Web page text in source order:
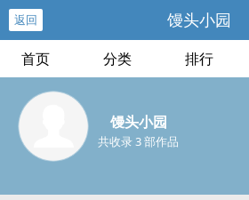
返回 馒头小园
首页 分类 排行
馒头小园
共收录 3 部作品